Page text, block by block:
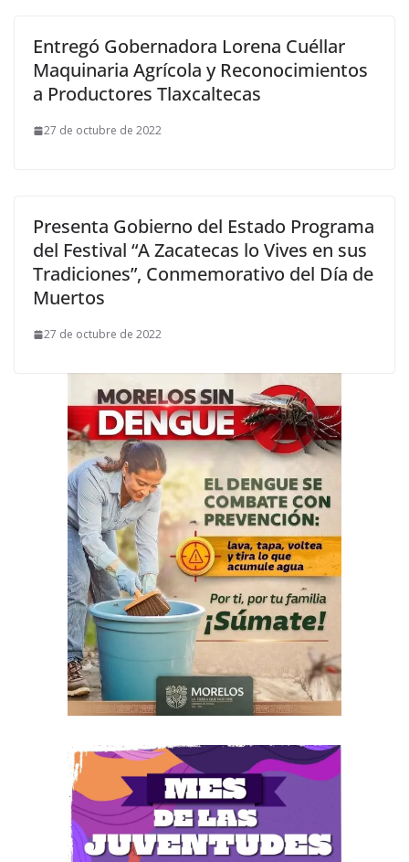
Entregó Gobernadora Lorena Cuéllar
Maquinaria Agrícola y Reconocimientos
a Productores Tlaxcaltecas
27 de octubre de 2022
Presenta Gobierno del Estado Programa
del Festival “A Zacatecas lo Vives en sus
Tradiciones”, Conmemorativo del Día de
Muertos
27 de octubre de 2022